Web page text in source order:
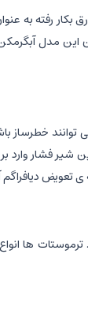
رفته به
خطرساز
فشار وارد
دیافراگم
ها